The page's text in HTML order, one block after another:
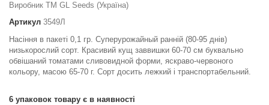
Виробник ТМ GL Seeds (Україна)
Артикул 3549Л
Насіння в пакеті 0,1 гр. Cуперурожайный ранній (80-95 днів)
низькорослий сорт. Красивий кущ заввишки 60-70 см буквально
обвішаний томатами сливовидной форми, яскраво-червоного
кольору, масою 65-70 г. Сорт досить лежкий і транспортабельний.
6 упаковок товару є в наявності